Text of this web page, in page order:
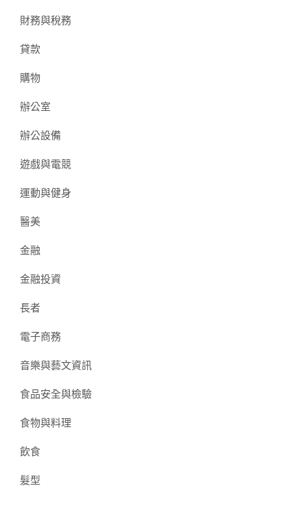
財務與稅務
貸款
購物
辦公室
辦公設備
遊戲與電競
運動與健身
醫美
金融
金融投資
長者
電子商務
音樂與藝文資訊
食品安全與檢驗
食物與料理
飲食
髮型